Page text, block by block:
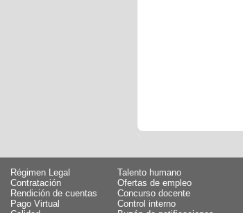
Régimen Legal
Talento humano
Contratación
Ofertas de empleo
Rendición de cuentas
Concurso docente
Pago Virtual
Control interno